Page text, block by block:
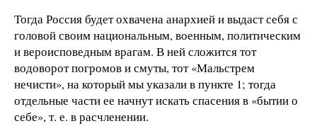
Тогда Россия будет охвачена анархией и выдаст себя с
головой своим национальным, военным, политическим
и вероисповедным врагам. В ней сложится тот
водоворот погромов и смуты, тот «Мальстрем
нечисти», на который мы указали в пункте 1; тогда
отдельные части ее начнут искать спасения в «бытии о
себе», т. е. в расчленении.